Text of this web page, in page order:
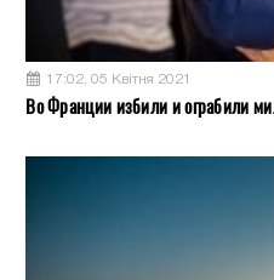
17:02, 05 Квітня 2021
Во Франции избили и ограбили